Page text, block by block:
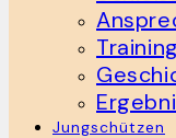
Jungschützen